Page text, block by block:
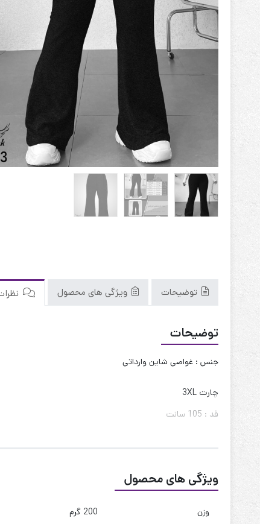
توضیحات ویژگی های محصول
توضیحات
جنس : غواصی شاین وارداتی
چارت 3XL
قد : 105 سانت
دور ران : 60 تا 70
ویژگی های محصول
وزن 200 گرم